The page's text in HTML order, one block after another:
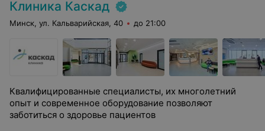
Клиника Каскад
Минск, ул. Кальварийская, 40 до 21:00
Квалифицированные специалисты, их многолетний
опыт и современное оборудование позволяют
заботиться о здоровье пациентов